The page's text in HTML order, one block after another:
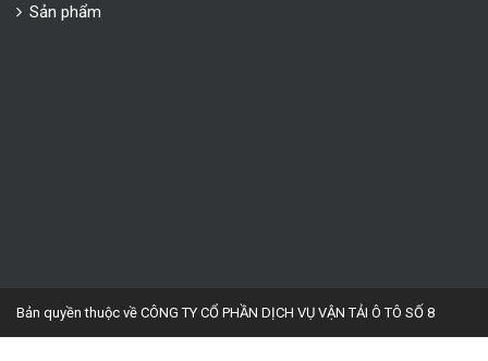
Sản phẩm
Bản quyền thuộc về CÔNG TY CỔ PHẦN DỊCH VỤ VẬN TẢI Ô TÔ SỐ 8